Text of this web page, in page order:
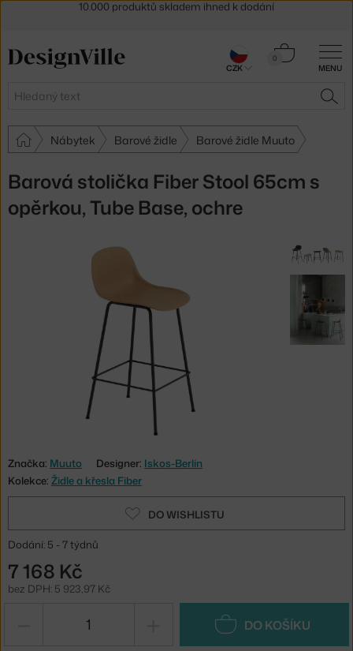
MENU
Hledat
0
Košík
Nábytek Barové židle Barové židle Muuto
Barová stolička Fiber Stool 65cm s
opěrkou, Tube Base, ochre
Značka: Muuto Designer: Iskos-Berlin
Kolekce: Židle a křesla Fiber
DO WISHLISTU
Dodání: 5 - 7 týdnů
7 168 Kč
bez DPH: 5 923,97 Kč
DO KOŠÍKU
30 dní na vrácení zboží
CZK